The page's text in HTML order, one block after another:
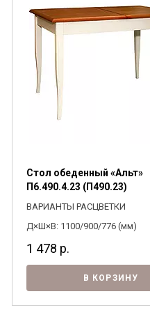
Стол обеденный «Альт»
П6.490.4.23 (П490.23)
ВАРИАНТЫ РАСЦВЕТКИ
Д×Ш×В: 1100/900/776 (мм)
1 478 р.
В КОРЗИНУ